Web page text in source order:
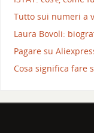
Tutto sui numeri a
Laura Bovoli:
Pagare su
Cosa significa fare